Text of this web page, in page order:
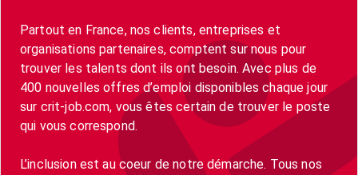
Partout en France, nos clients, entreprises et
organisations partenaires, comptent sur nous pour
trouver les talents dont ils ont besoin. Avec plus de
400 nouvelles offres d’emploi disponibles chaque jour
sur crit-job.com, vous êtes certain de trouver le poste
qui vous correspond.
L’inclusion est au coeur de notre démarche. Tous nos